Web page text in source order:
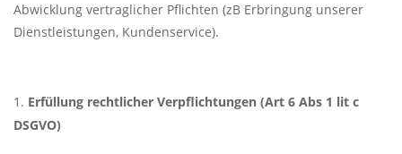
Abwicklung vertraglicher Pflichten (zB Erbringung unserer
Dienstleistungen, Kundenservice).
Erfüllung rechtlicher Verpflichtungen (Art 6 Abs 1 lit c
DSGVO)